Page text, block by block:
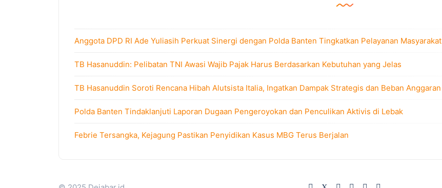
Anggota DPD RI Ade Yuliasih Perkuat Sinergi dengan Polda Banten Tingkatkan Pelayanan Masyarakat
TB Hasanuddin: Pelibatan TNI Awasi Wajib Pajak Harus Berdasarkan Kebutuhan yang Jelas
TB Hasanuddin Soroti Rencana Hibah Alutsista Italia, Ingatkan Dampak Strategis dan Beban Anggaran
Polda Banten Tindaklanjuti Laporan Dugaan Pengeroyokan dan Penculikan Aktivis di Lebak
Febrie Tersangka, Kejagung Pastikan Penyidikan Kasus MBG Terus Berjalan